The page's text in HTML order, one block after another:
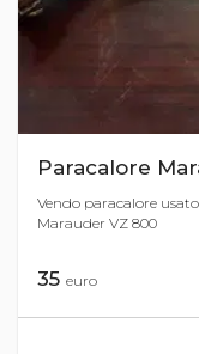
Paracalore
Vendo paracalore
Marauder VZ 800
35 euro